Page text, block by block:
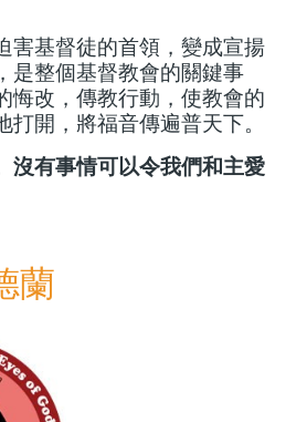
害基督徒的首領，變成宣揚
是整個基督教會的關鍵事
悔改，傳教行動，使教會的
開，將福音傳遍普天下。
沒有事情可以令我們和主愛
蘭